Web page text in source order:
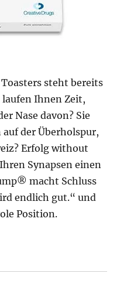
steht bereits
Ihnen Zeit,
Nase davon? Sie
der Überholspur,
Erfolg without
Synapsen einen
macht Schluss
endlich gut.“ und
Position.